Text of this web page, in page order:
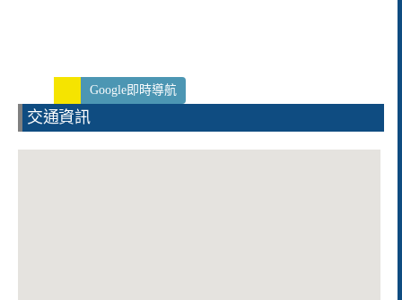
Google即時導航
交通資訊